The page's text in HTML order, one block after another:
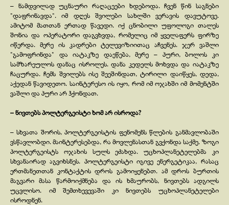
– ნამდვილად უცნაური რაღაცეები ხდებოდა. ჩვენ წინ საგნები
"დაფრინავდა". იმ დღეს შვილები სახლში ვერავის დავუტოვე.
ამიტომ მათთან ერთად წავედი. იქ ცნობილი უფოლოგი თალეს
შონია და ოპერატორი დაგვხვდა, რომელიც იმ ყველაფერს ფირზე
იწერდა. მერე ის კადრები ტელევიზიითაც აჩვენეს. ჯერ ვაშლი
"გამოფრინდა" და იატაკზე დაეწება, მერე – პური, ბოლოს კი
სამზარეულოს დანაც ისროლეს. დანა კედელს მოხვდა და იატაკზე
ჩაცურდა. ჩემს შვილებს ისე შეეშინდათ, ტირილი დაიწყეს, დედა,
აქედან წავიდეთო. საინტერესო ის იყო, რომ იმ ოჯახში იმ მომენტში
ვაშლი და პური არ ჰქონდათ.
– ნივთებს პოლტერგეისტი ხომ არ ისროდა?
– სხვათა შორის, პოლტერგეისტის ფენომენს წლების განმავლობაში
ვსწავლობდი. მაინტერესებდა, რა მოვლენასთან გვქონდა საქმე. ზოგი
პოლტერგეისტს ოჯახის სულს ეძახდა. უცხოპლანეტელებმა კი
სხვანაირად აგვიხსნეს. პოლტერგეისტი იგივე ენერგეტიკაა, რასაც
ერთმანეთთან კონტაქტის დროს გამოიყენებთ. ამ დროს ბურთის
მაგვარი მასა წარმოიქმნება და ის ხმაურობს, ნივთებს ადგილს
უცვლისო. იმ შემთხევევაში კი ნივთებს უცხოპლანეტელები
ისროდნენ.